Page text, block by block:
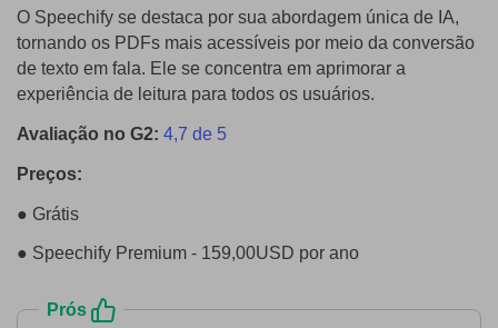
O Speechify se destaca por sua abordagem única de IA,
tornando os PDFs mais acessíveis por meio da conversão
de texto em fala. Ele se concentra em aprimorar a
experiência de leitura para todos os usuários.
Avaliação no G2: 4,7 de 5
Preços:
● Grátis
● Speechify Premium - 159,00USD por ano
Prós